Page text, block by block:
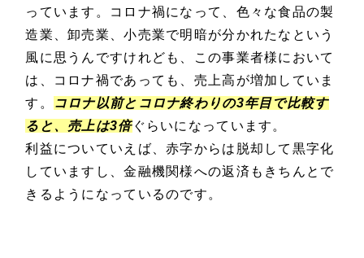
っています。コロナ禍になって、色々な食品の製
造業、卸売業、小売業で明暗が分かれたなという
風に思うんですけれども、この事業者様において
は、コロナ禍であっても、売上高が増加していま
す。
コロナ以前とコロナ終わりの3年目で比較す
ると、売上は3倍ぐらいになっています。
利益についていえば、赤字からは脱却して黒字化
していますし、金融機関様への返済もきちんとで
きるようになっているのです。